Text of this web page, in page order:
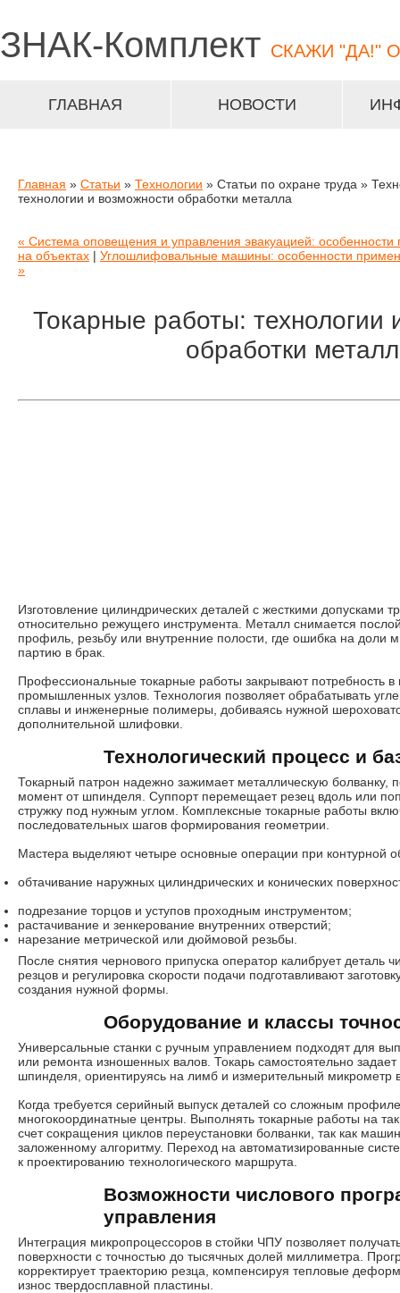
ЗНАК-Комплект СКАЖИ "ДА!"
ГЛАВНАЯ НОВОСТИ
Главная » Статьи » Технологии » Статьи по охране труда »
технологии и возможности обработки металла
« Система оповещения и управления эвакуацией: особенности
на объектах | Углошлифовальные машины: особенности
»
Токарные работы: технологии
обработки
Изготовление цилиндрических деталей с жесткими допусками
относительно режущего инструмента. Металл снимается
профиль, резьбу или внутренние полости, где ошибка на доли
партию в брак.
Профессиональные токарные работы закрывают потребность в
промышленных узлов. Технология позволяет обрабатывать
сплавы и инженерные полимеры, добиваясь нужной
дополнительной шлифовки.
Технологический процесс и
Токарный патрон надежно зажимает металлическую болванку,
момент от шпинделя. Суппорт перемещает резец вдоль или
стружку под нужным углом. Комплексные токарные работы
последовательных шагов формирования геометрии.
Мастера выделяют четыре основные операции при контурной
обтачивание наружных цилиндрических и конических
подрезание торцов и уступов проходным инструментом;
растачивание и зенкерование внутренних отверстий;
нарезание метрической или дюймовой резьбы.
После снятия чернового припуска оператор калибрует деталь
резцов и регулировка скорости подачи подготавливают
создания нужной формы.
Оборудование и классы
Универсальные станки с ручным управлением подходят для
или ремонта изношенных валов. Токарь самостоятельно
шпинделя, ориентируясь на лимб и измерительный микрометр
Когда требуется серийный выпуск деталей со сложным
многокоординатные центры. Выполнять токарные работы на
счет сокращения циклов переустановки болванки, так как
заложенному алгоритму. Переход на автоматизированные
к проектированию технологического маршрута.
Возможности числового
управления
Интеграция микропроцессоров в стойки ЧПУ позволяет
поверхности с точностью до тысячных долей миллиметра.
корректирует траекторию резца, компенсируя тепловые
износ твердосплавной пластины.